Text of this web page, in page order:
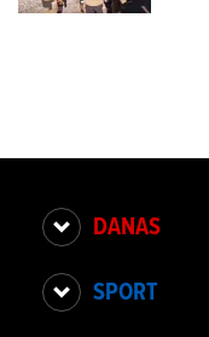
DANAS
SPORT